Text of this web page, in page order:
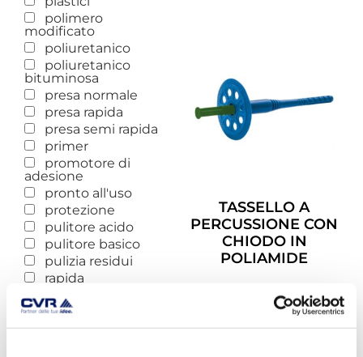
polimero
modificato
poliuretanico
poliuretanico
bituminosa
presa normale
presa rapida
presa semi rapida
primer
promotore di
adesione
pronto all'uso
protezione
pulitore acido
pulitore basico
pulizia residui
rapida
rapido indurimento
rasante
rasatura
TASSELLO A
PERCUSSIONE CON
CHIODO IN
POLIAMIDE